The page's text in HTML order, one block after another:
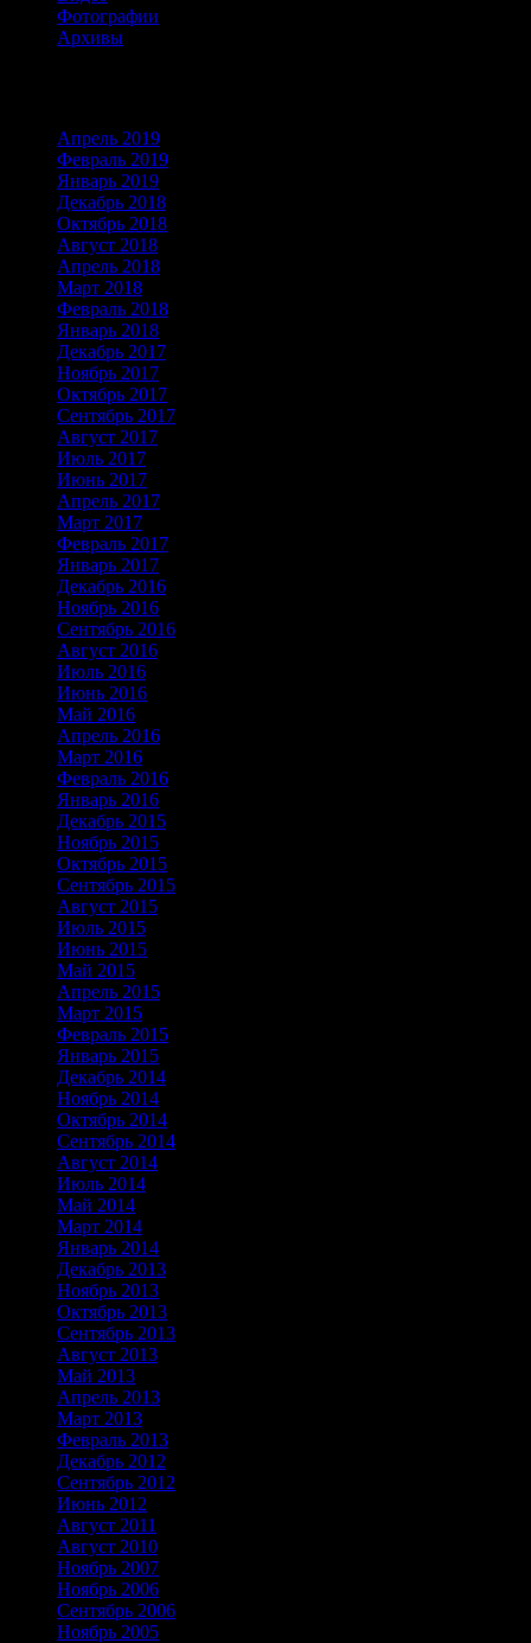
Фотографии
Архивы
Апрель 2019
Февраль 2019
Январь 2019
Декабрь 2018
Октябрь 2018
Август 2018
Апрель 2018
Март 2018
Февраль 2018
Январь 2018
Декабрь 2017
Ноябрь 2017
Октябрь 2017
Сентябрь 2017
Август 2017
Июль 2017
Июнь 2017
Апрель 2017
Март 2017
Февраль 2017
Январь 2017
Декабрь 2016
Ноябрь 2016
Сентябрь 2016
Август 2016
Июль 2016
Июнь 2016
Май 2016
Апрель 2016
Март 2016
Февраль 2016
Январь 2016
Декабрь 2015
Ноябрь 2015
Октябрь 2015
Сентябрь 2015
Август 2015
Июль 2015
Июнь 2015
Май 2015
Апрель 2015
Март 2015
Февраль 2015
Январь 2015
Декабрь 2014
Ноябрь 2014
Октябрь 2014
Сентябрь 2014
Август 2014
Июль 2014
Май 2014
Март 2014
Январь 2014
Декабрь 2013
Ноябрь 2013
Октябрь 2013
Сентябрь 2013
Август 2013
Май 2013
Апрель 2013
Март 2013
Февраль 2013
Декабрь 2012
Сентябрь 2012
Июнь 2012
Август 2011
Август 2010
Ноябрь 2007
Ноябрь 2006
Сентябрь 2006
Ноябрь 2005